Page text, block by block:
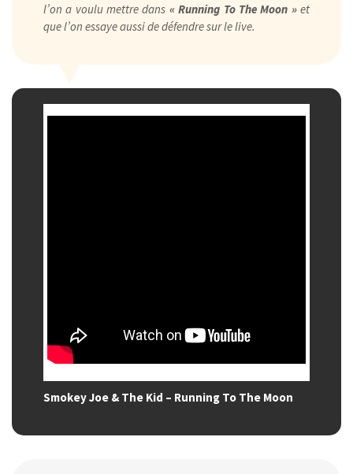
l’on a voulu mettre dans « Running To The Moon »et
que l’on essaye aussi de défendre sur le live.
Smokey Joe & The Kid – Running To The Moon